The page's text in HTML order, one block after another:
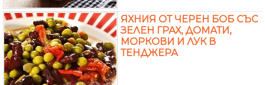
ЯХНИЯ ОТ ЧЕРЕН БОБ СЪС
ЗЕЛЕН ГРАХ, ДОМАТИ,
МОРКОВИ И ЛУК В
ТЕНДЖЕРА